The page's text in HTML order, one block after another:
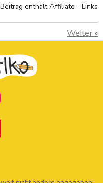
enthält Affiliate - Links
Weiter»